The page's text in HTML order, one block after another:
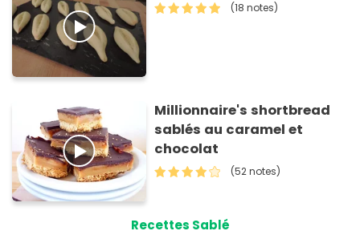
(18 notes)
Millionnaire's shortbread
sablés au caramel et
chocolat
(52 notes)
Recettes Sablé